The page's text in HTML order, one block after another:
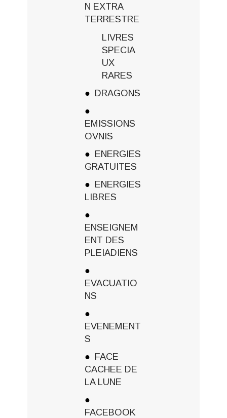
N EXTRA
TERRESTRE
LIVRES
SPECIA
UX
RARES
DRAGONS
EMISSIONS
OVNIS
ENERGIES
GRATUITES
ENERGIES
LIBRES
ENSEIGNEM
ENT DES
PLEIADIENS
EVACUATIO
NS
EVENEMENT
S
FACE
CACHEE DE
LA LUNE
FACEBOOK